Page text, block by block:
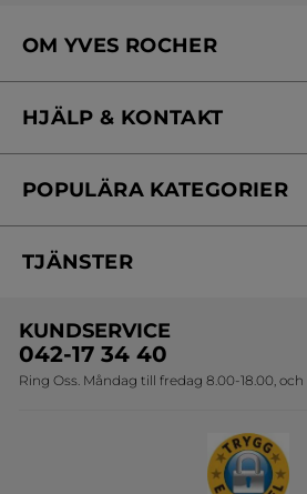
OM YVES ROCHER
Vårt engagemang
Skönhetstips
HJÄLP & KONTAKT
Kontakta oss
Online prislista
POPULÄRA KATEGORIER
Erbjudanden
Travelsize
Sets
TJÄNSTER
Onlineprislista för postorder
KUNDSERVICE
042-17 34 40
Ring Oss. Måndag till fredag 8.00-18.00,